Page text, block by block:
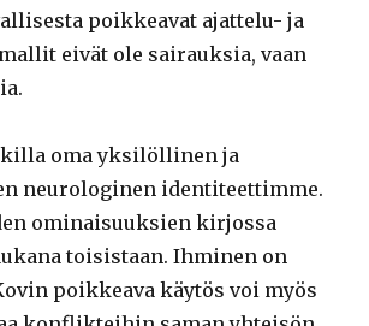
poikkeavat ajattelu- ja
eivät ole sairauksia, vaan
oma yksilöllinen ja
neurologinen identiteettimme.
ominaisuuksien kirjossa
toisistaan. Ihminen on
poikkeava käytös voi myös